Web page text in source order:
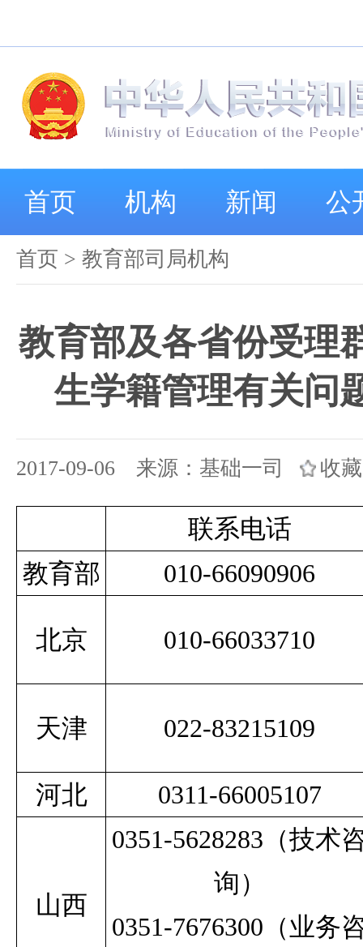
首页 机构 新闻 公
首页 > 教育部司局机构
教育部及各省份受理
生学籍管理有关问
2017-09-06 来源：基础一司 收藏
联系电话
教育部
010-66090906
北京 010-66033710
天津 022-83215109
河北 0311-66005107
山西
0351-5628283 （技术
询）
0351-7676300 （业务